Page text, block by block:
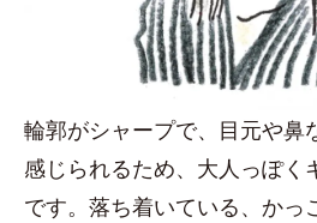
輪郭がシャープで、目元や鼻
感じられるため、大人っぽく
です。落ち着いている、かっ